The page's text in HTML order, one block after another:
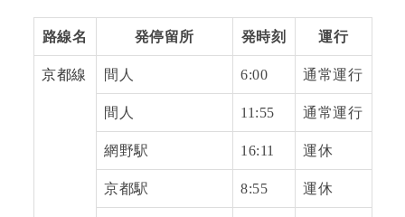
路線名 発停留所 発時刻 運行
京都線 間人 6:00 通常運行
間人 11:55 通常運行
網野駅 16:11 運休
京都駅 8:55 運休